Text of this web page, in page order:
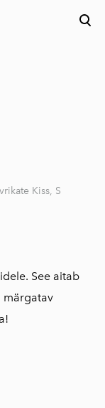
Kiss, S
See aitab
märgatav